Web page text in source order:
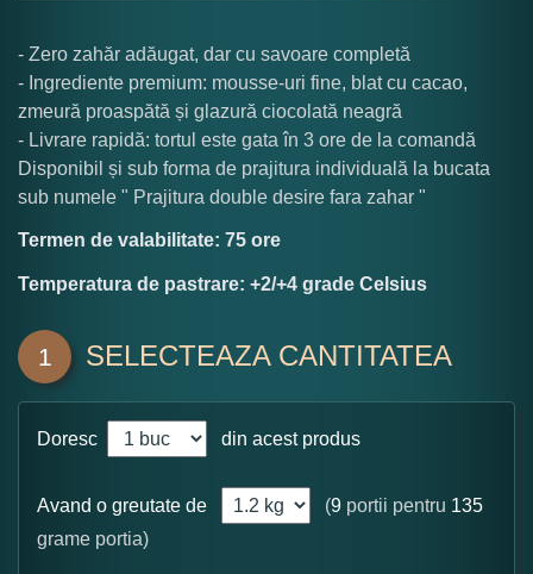
- Zero zahăr adăugat, dar cu savoare completă
- Ingrediente premium: mousse-uri fine, blat cu cacao,
zmeură proaspătă și glazură ciocolată neagră
- Livrare rapidă: tortul este gata în 3 ore de la comandă
Disponibil și sub forma de prajitura individuală la bucata
sub numele " Prajitura double desire fara zahar "
Termen de valabilitate: 75 ore
Temperatura de pastrare: +2/+4 grade Celsius
1 SELECTEAZA CANTITATEA
Doresc din acest produs
Avand o greutate de (9 portii pentru 135
grame portia)